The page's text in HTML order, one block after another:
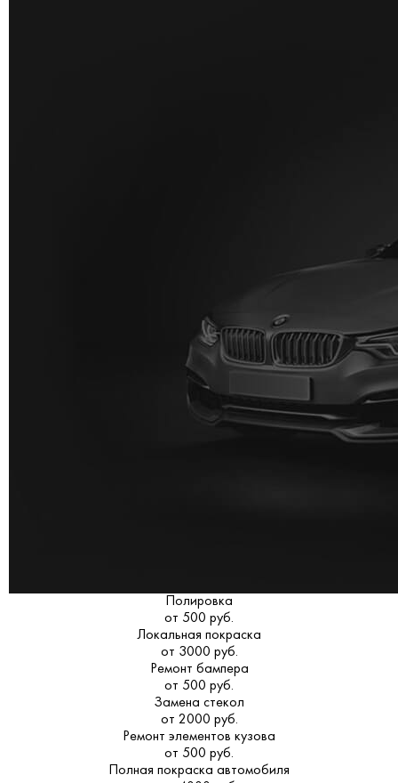
Полировка
от 500 руб.
Локальная покраска
от 3000 руб.
Ремонт бампера
от 500 руб.
Замена стекол
от 2000 руб.
Ремонт элементов кузова
от 500 руб.
Полная покраска автомобиля